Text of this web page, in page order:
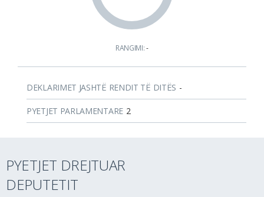
RANGIMI:-
DEKLARIMET JASHTË RENDIT TË DITËS -
PYETJET PARLAMENTARE 2
PYETJET DREJTUAR
DEPUTETIT